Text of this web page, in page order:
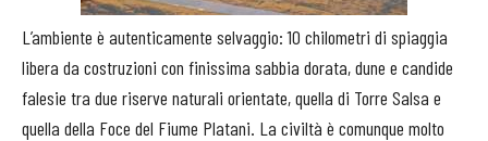
L’ambiente è autenticamente selvaggio: 10 chilometri di spiaggia
libera da costruzioni con finissima sabbia dorata, dune e candide
falesie tra due riserve naturali orientate, quella di Torre Salsa e
quella della Foce del Fiume Platani. La civiltà è comunque molto